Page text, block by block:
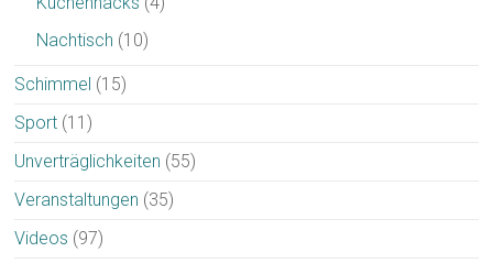
Nachtisch (10)
Schimmel (15)
Sport (11)
Unverträglichkeiten (55)
Veranstaltungen (35)
Videos (97)